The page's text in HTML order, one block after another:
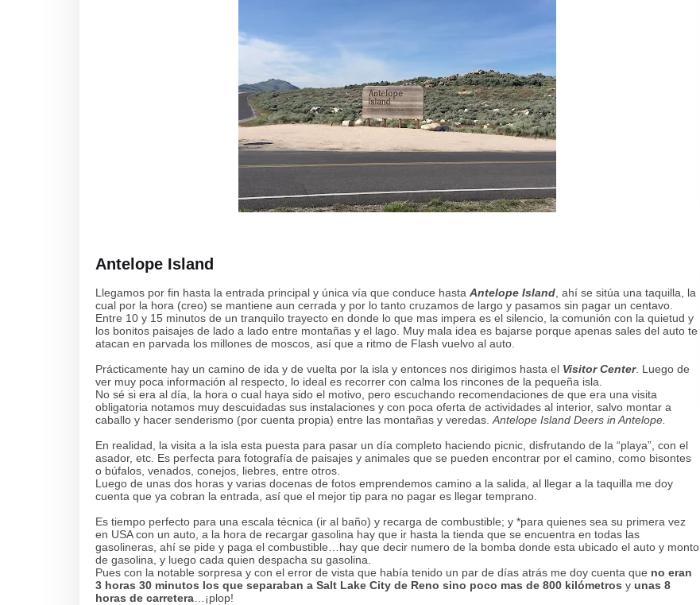
Antelope Island
Llegamos por fin hasta la entrada principal y única vía que conduce hasta Antelope Island, ahí se sitúa una taquilla, la
cual por la hora (creo) se mantiene aun cerrada y por lo tanto cruzamos de largo y pasamos sin pagar un centavo.
Entre 10 y 15 minutos de un tranquilo trayecto en donde lo que mas impera es el silencio, la comunión con la quietud y
los bonitos paisajes de lado a lado entre montañas y el lago. Muy mala idea es bajarse porque apenas sales del auto te
atacan en parvada los millones de moscos, así que a ritmo de Flash vuelvo al auto.
Prácticamente hay un camino de ida y de vuelta por la isla y entonces nos dirigimos hasta el Visitor Center. Luego de
ver muy poca información al respecto, lo ideal es recorrer con calma los rincones de la pequeña isla.
No sé si era al día, la hora o cual haya sido el motivo, pero escuchando recomendaciones de que era una visita
obligatoria notamos muy descuidadas sus instalaciones y con poca oferta de actividades al interior, salvo montar a
caballo y hacer senderismo (por cuenta propia) entre las montañas y veredas. Antelope Island Deers in Antelope.
En realidad, la visita a la isla esta puesta para pasar un día completo haciendo picnic, disfrutando de la “playa”, con el
asador, etc. Es perfecta para fotografía de paisajes y animales que se pueden encontrar por el camino, como bisontes
o búfalos, venados, conejos, liebres, entre otros.
Luego de unas dos horas y varias docenas de fotos emprendemos camino a la salida, al llegar a la taquilla me doy
cuenta que ya cobran la entrada, así que el mejor tip para no pagar es llegar temprano.
Es tiempo perfecto para una escala técnica (ir al baño) y recarga de combustible; y *para quienes sea su primera vez
en USA con un auto, a la hora de recargar gasolina hay que ir hasta la tienda que se encuentra en todas las
gasolineras, ahí se pide y paga el combustible…hay que decir numero de la bomba donde esta ubicado el auto y monto
de gasolina, y luego cada quien despacha su gasolina.
Pues con la notable sorpresa y con el error de vista que había tenido un par de días atrás me doy cuenta que no eran
3 horas 30 minutos los que separaban a Salt Lake City de Reno sino poco mas de 800 kilómetros y unas 8
horas de carretera…¡plop!